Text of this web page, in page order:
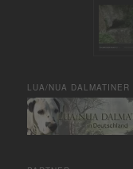
LUA/NUA DALMATINER